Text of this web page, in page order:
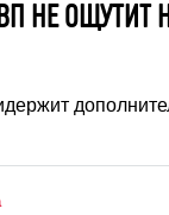
НЕ ОЩУТИТ